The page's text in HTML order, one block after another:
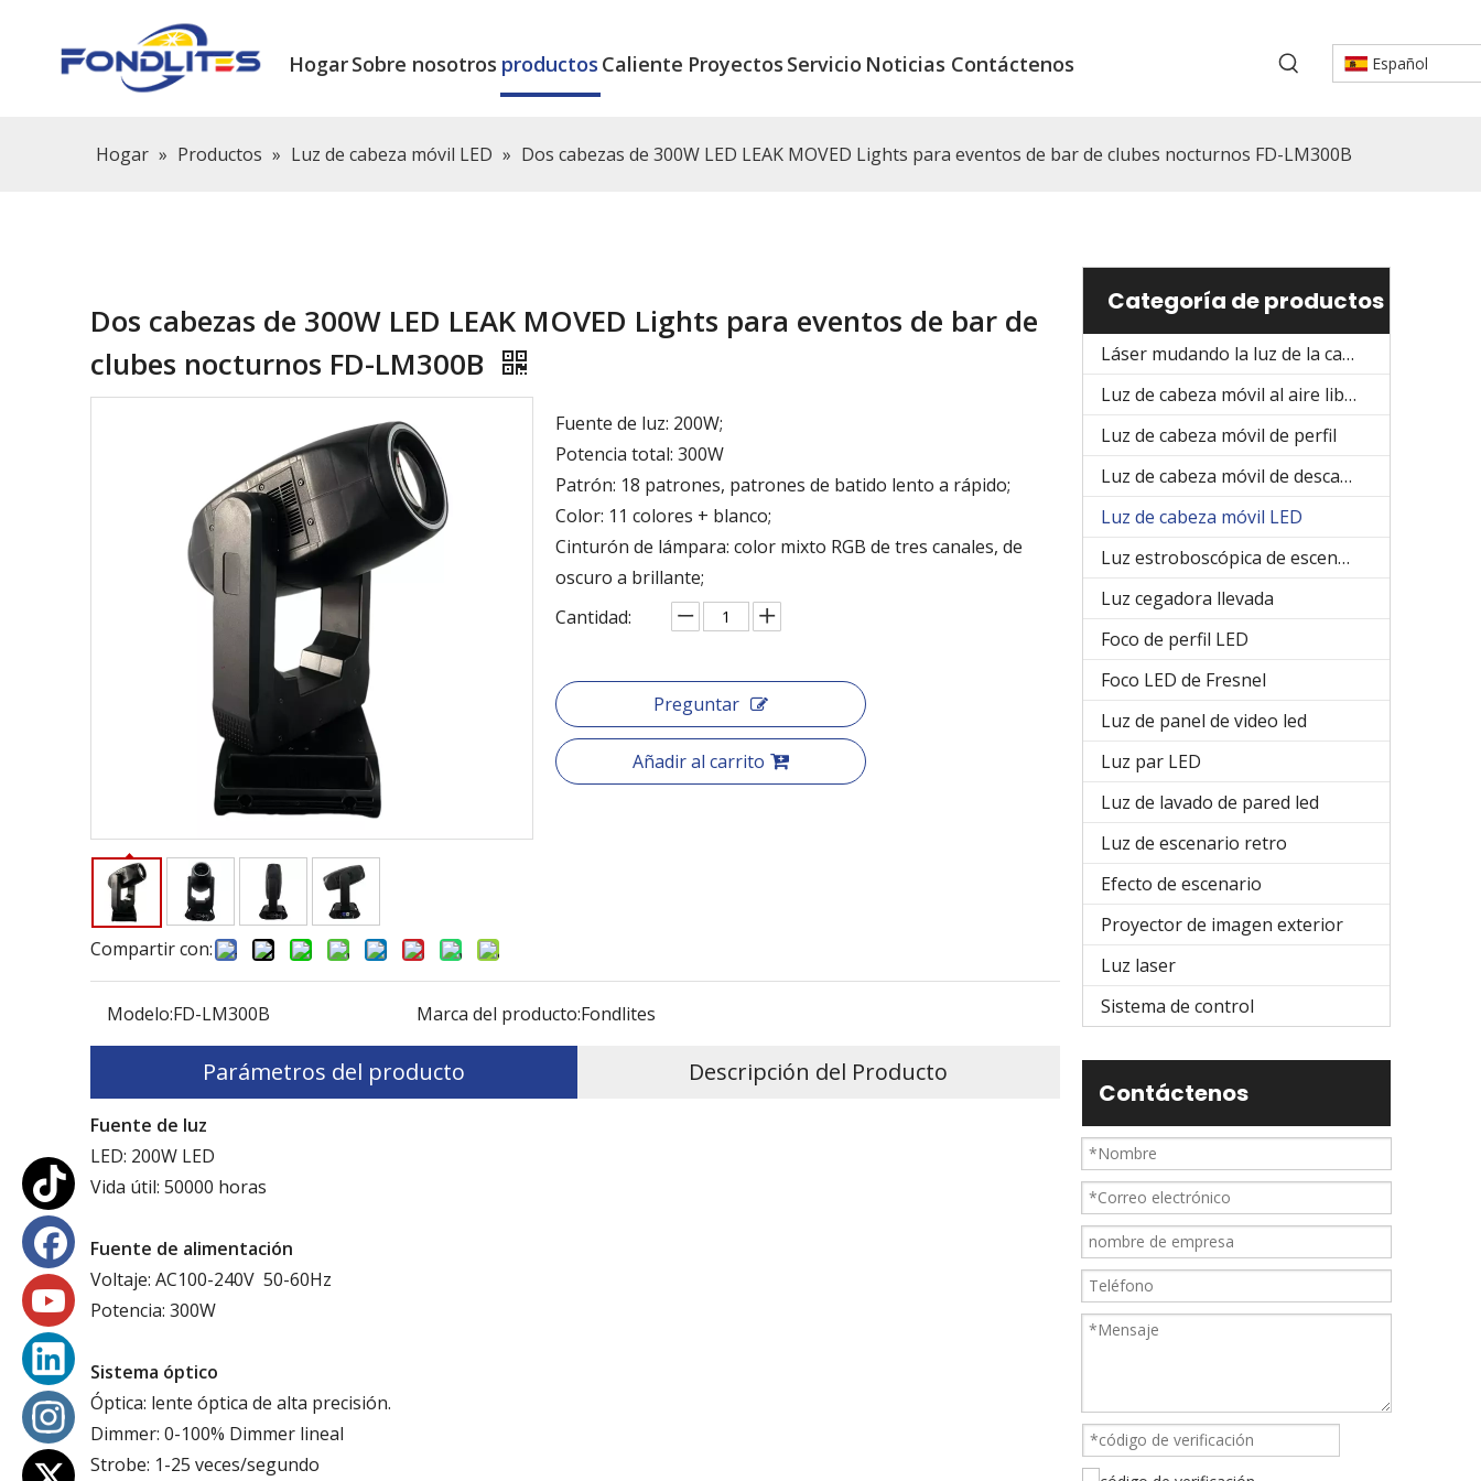
HogarSobre nosotros productos Caliente Proyectos Servicio Noticias Contáctenos Español
Hogar » Productos » Luz de cabeza móvil LED » Dos cabezas de 300W LED LEAK MOVED Lights para eventos de bar de clubes nocturnos FD-LM300B
Dos cabezas de 300W LED LEAK MOVED Lights para eventos de bar de
clubes nocturnos FD-LM300B
Compartir con:
Fuente de luz: 200W;
Potencia total: 300W
Patrón: 18 patrones, patrones de batido lento a rápido;
Color: 11 colores + blanco;
Cinturón de lámpara: color mixto RGB de tres canales, de
oscuro a brillante;
Cantidad:
Preguntar
Añadir al carrito
Modelo:FD-LM300B Marca del producto:Fondlites
Parámetros del producto Descripción del Producto
Fuente de luz
LED: 200W LED
Vida útil: 50000 horas
Fuente de alimentación
Voltaje: AC100-240V 50-60Hz
Potencia: 300W
Sistema óptico
Óptica: lente óptica de alta precisión.
Dimmer: 0-100% Dimmer lineal
Strobe: 1-25 veces/segundo
Categoría de productos
Láser mudando la luz de la cabeza
Luz de cabeza móvil al aire libre
Luz de cabeza móvil de perfil
Luz de cabeza móvil de descarga
Luz de cabeza móvil LED
Luz estroboscópica de escenario
Luz cegadora llevada
Foco de perfil LED
Foco LED de Fresnel
Luz de panel de video led
Luz par LED
Luz de lavado de pared led
Luz de escenario retro
Efecto de escenario
Proyector de imagen exterior
Luz laser
Sistema de control
Contáctenos